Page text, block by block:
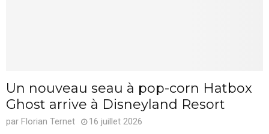
Un nouveau seau à pop-corn Hatbox
Ghost arrive à Disneyland Resort
par Florian Ternet
16 juillet 2026